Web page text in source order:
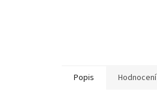
Popis Hodnocení